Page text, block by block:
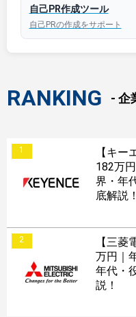
版はこちら
自己PR作成ツール
自己PRの作成をサポート
RANKING - 企
1
【キー
182万
界・年
底解説！
2
【三菱
万円｜
年代・
説！